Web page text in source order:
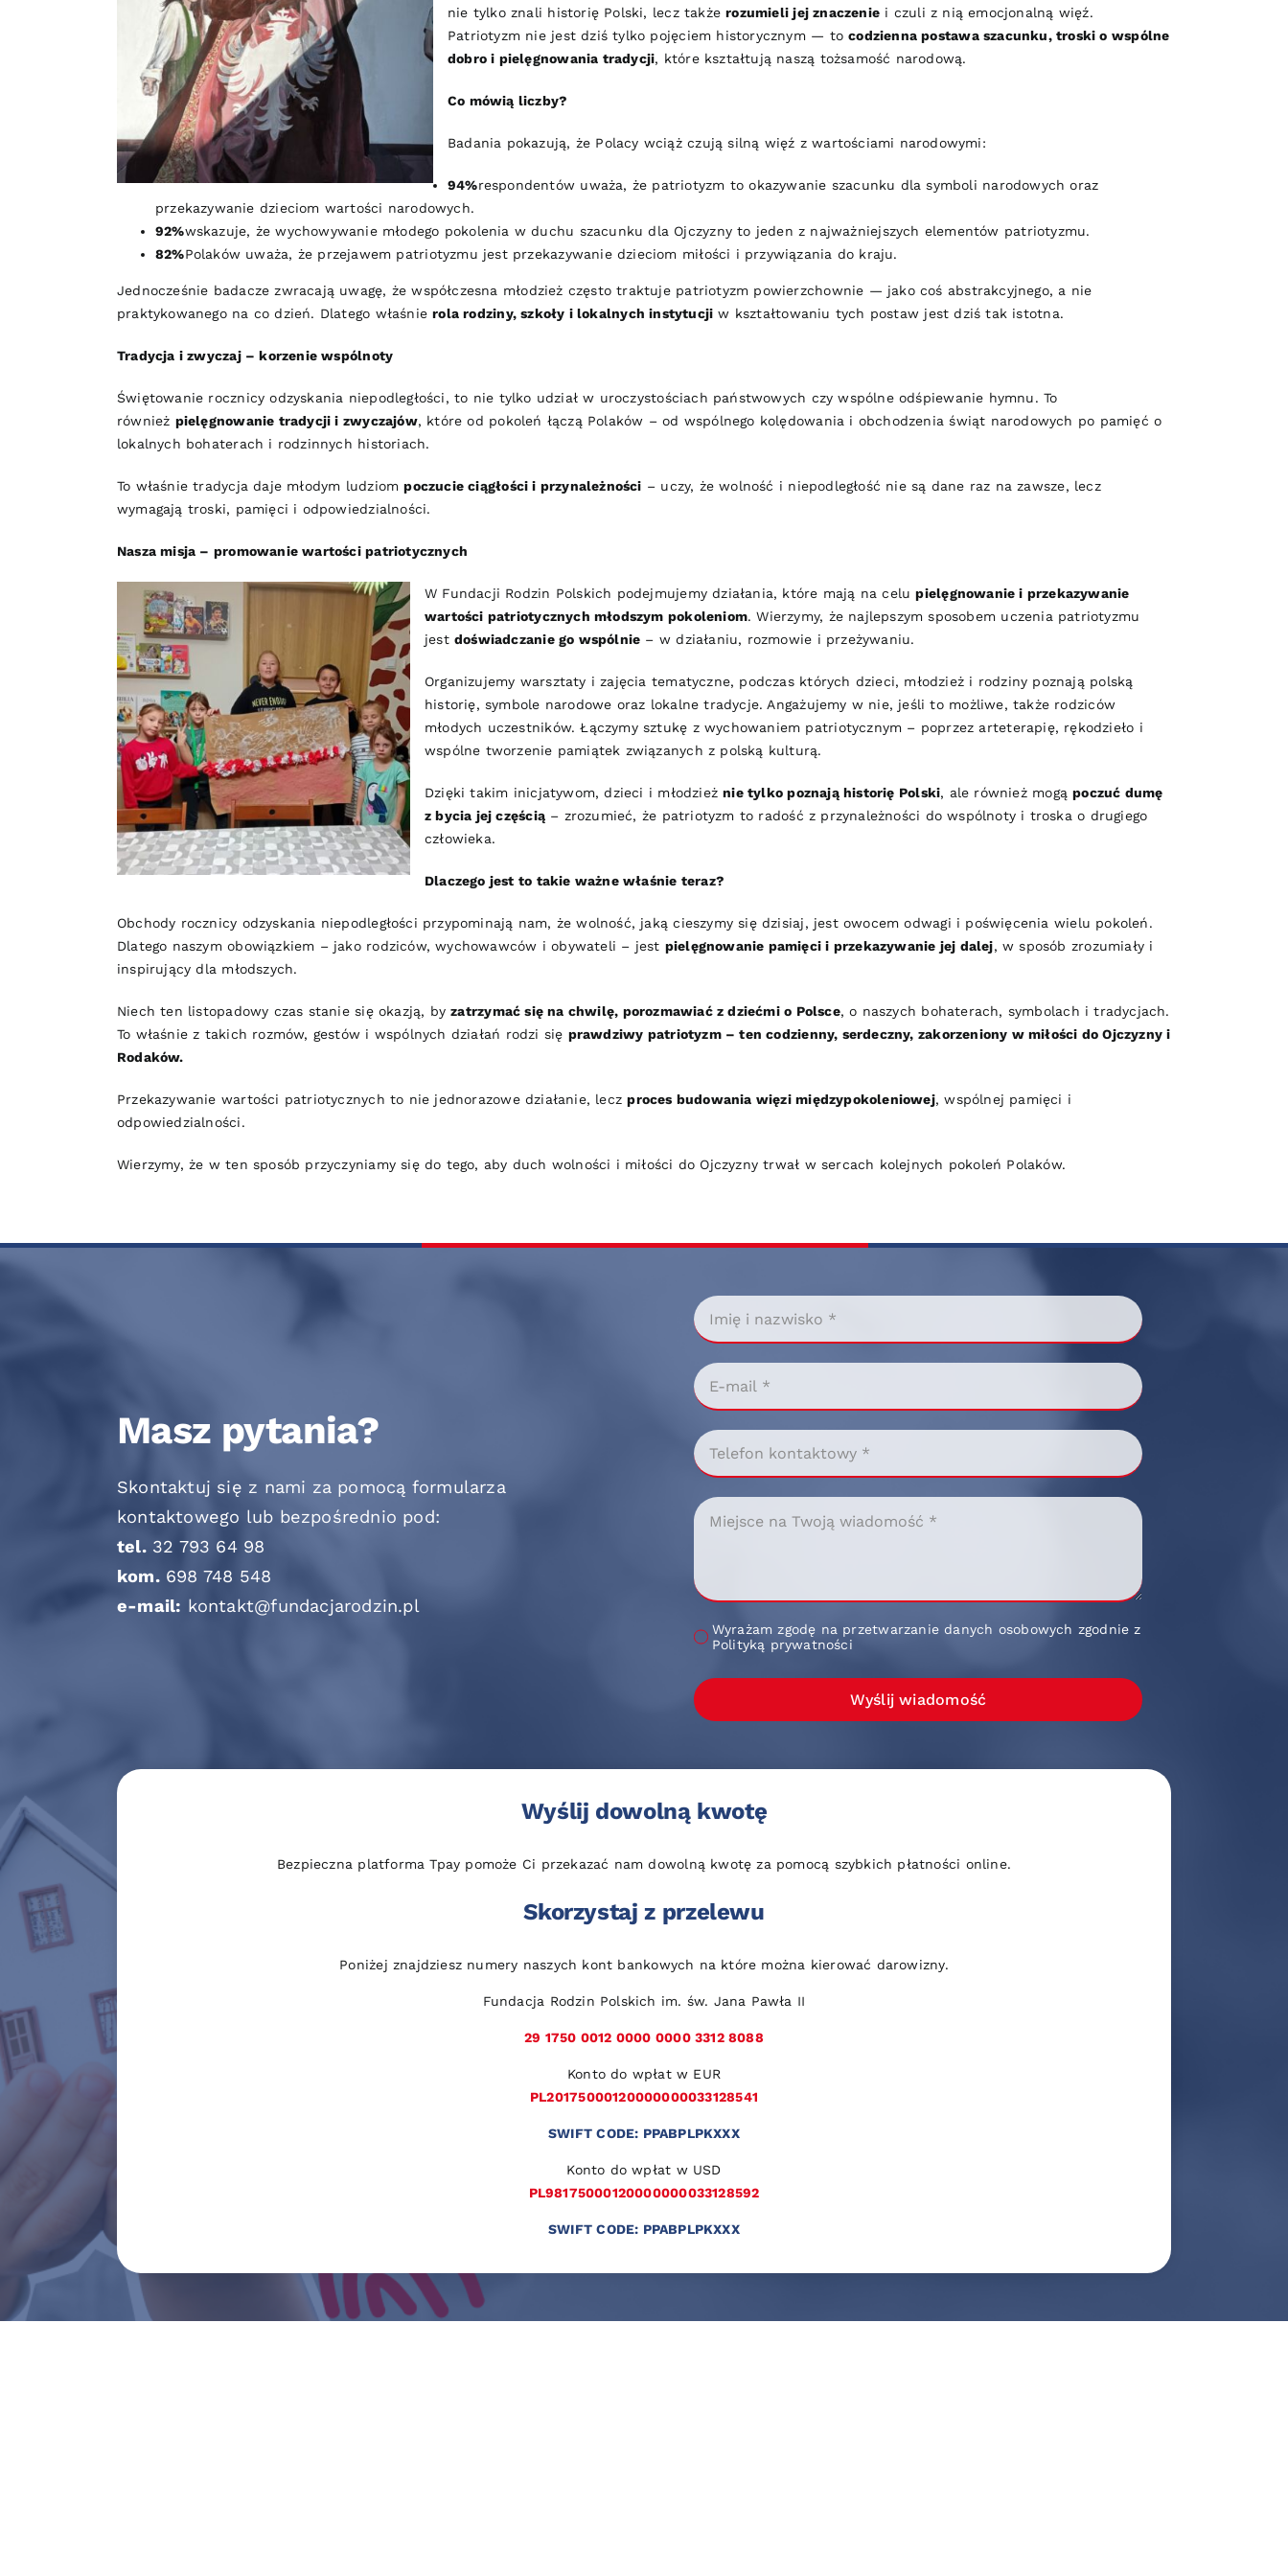
nie tylko znali historię Polski, lecz takżerozumieli jej znaczenie i czuli z nią emocjonalną więź.
Patriotyzm nie jest dziś tylko pojęciem historycznym — tocodzienna postawa szacunku, troski o wspólne
dobro i pielęgnowania tradycji, które kształtują naszą tożsamość narodową.
Co mówią liczby?
Badania pokazują, że Polacy wciąż czują silną więź z wartościami narodowymi:
94%respondentów uważa, że patriotyzm to okazywanie szacunku dla symboli narodowych oraz
przekazywanie dzieciom wartości narodowych.
92%wskazuje, że wychowywanie młodego pokolenia w duchu szacunku dla Ojczyzny to jeden z najważniejszych elementów patriotyzmu.
82%Polaków uważa, że przejawem patriotyzmu jest przekazywanie dzieciom miłości i przywiązania do kraju.
Jednocześnie badacze zwracają uwagę, że współczesna młodzież często traktuje patriotyzm powierzchownie — jako coś abstrakcyjnego, a nie
praktykowanego na co dzień. Dlatego właśnierola rodziny, szkoły i lokalnych instytucji w kształtowaniu tych postaw jest dziś tak istotna.
Tradycja i zwyczaj – korzenie wspólnoty
Świętowanie rocznicy odzyskania niepodległości, to nie tylko udział w uroczystościach państwowych czy wspólne odśpiewanie hymnu. To
również pielęgnowanie tradycji i zwyczajów, które od pokoleń łączą Polaków – od wspólnego kolędowania i obchodzenia świąt narodowych po pamięć o
lokalnych bohaterach i rodzinnych historiach.
To właśnie tradycja daje młodym ludziompoczucie ciągłości i przynależności – uczy, że wolność i niepodległość nie są dane raz na zawsze, lecz
wymagają troski, pamięci i odpowiedzialności.
Nasza misja – promowanie wartości patriotycznych
W Fundacji Rodzin Polskich podejmujemy działania, które mają na celupielęgnowanie i przekazywanie
wartości patriotycznych młodszym pokoleniom. Wierzymy, że najlepszym sposobem uczenia patriotyzmu
jestdoświadczanie go wspólnie – w działaniu, rozmowie i przeżywaniu.
Organizujemy warsztaty i zajęcia tematyczne, podczas których dzieci, młodzież i rodziny poznają polską
historię, symbole narodowe oraz lokalne tradycje. Angażujemy w nie, jeśli to możliwe, także rodziców
młodych uczestników. Łączymy sztukę z wychowaniem patriotycznym – poprzez arteterapię, rękodzieło i
wspólne tworzenie pamiątek związanych z polską kulturą.
Dzięki takim inicjatywom, dzieci i młodzieżnie tylko poznają historię Polski, ale również mogąpoczuć dumę
z bycia jej częścią– zrozumieć, że patriotyzm to radość z przynależności do wspólnoty i troska o drugiego
człowieka.
Dlaczego jest to takie ważne właśnie teraz?
Obchody rocznicy odzyskania niepodległości przypominają nam, że wolność, jaką cieszymy się dzisiaj, jest owocem odwagi i poświęcenia wielu pokoleń.
Dlatego naszym obowiązkiem – jako rodziców, wychowawców i obywateli – jest pielęgnowanie pamięci i przekazywanie jej dalej, w sposób zrozumiały i
inspirujący dla młodszych.
Niech ten listopadowy czas stanie się okazją, byzatrzymać się na chwilę, porozmawiać z dziećmi o Polsce, o naszych bohaterach, symbolach i tradycjach.
To właśnie z takich rozmów, gestów i wspólnych działań rodzi się prawdziwy patriotyzm – ten codzienny, serdeczny, zakorzeniony w miłości do Ojczyzny i
Rodaków.
Przekazywanie wartości patriotycznych to nie jednorazowe działanie, leczproces budowania więzi międzypokoleniowej, wspólnej pamięci i
odpowiedzialności.
Wierzymy, że w ten sposób przyczyniamy się do tego, aby duch wolności i miłości do Ojczyzny trwał w sercach kolejnych pokoleń Polaków.
Masz pytania?
Skontaktuj się z nami za pomocą formularza
kontaktowego lub bezpośrednio pod:
tel. 32 793 64 98
kom. 698 748 548
e-mail: kontakt@fundacjarodzin.pl
Wyrażam zgodę na przetwarzanie danych osobowych zgodnie z
Polityką prywatności
Wyślij wiadomość
Wyślij dowolną kwotę
Bezpieczna platforma Tpay pomoże Ci przekazać nam dowolną kwotę za pomocą szybkich płatności online.
Skorzystaj z przelewu
Poniżej znajdziesz numery naszych kont bankowych na które można kierować darowizny.
Fundacja Rodzin Polskich im. św. Jana Pawła II
29 1750 0012 0000 0000 3312 8088
Konto do wpłat w EUR
PL20175000120000000033128541
SWIFT CODE: PPABPLPKXXX
Konto do wpłat w USD
PL98175000120000000033128592
SWIFT CODE: PPABPLPKXXX